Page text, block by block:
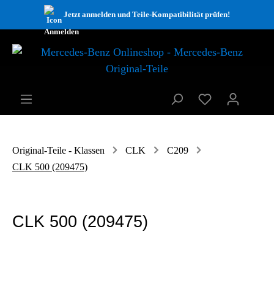
Jetzt anmelden und Teile-Kompatibilität prüfen!
Original-Teile - Klassen CLK
C209
CLK 500 (209475)
CLK 500 (209475)